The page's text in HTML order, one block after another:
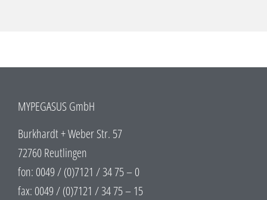
MYPEGASUS GmbH
Burkhardt + Weber Str. 57
72760 Reutlingen
fon: 0049 / (0)7121 / 34 75 – 0
fax: 0049 / (0)7121 / 34 75 – 15